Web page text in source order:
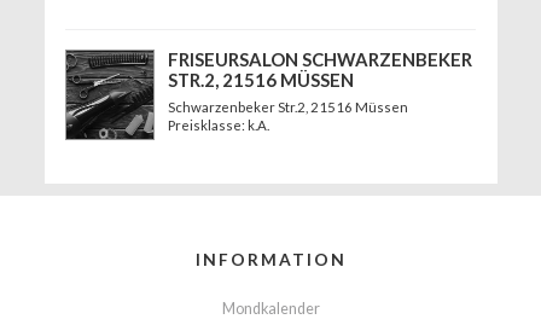
FRISEURSALON SCHWARZENBEKER
STR.2, 21516 MÜSSEN
Schwarzenbeker Str.2 , 21516 Müssen
Preisklasse: k.A.
INFORMATION
Mondkalender